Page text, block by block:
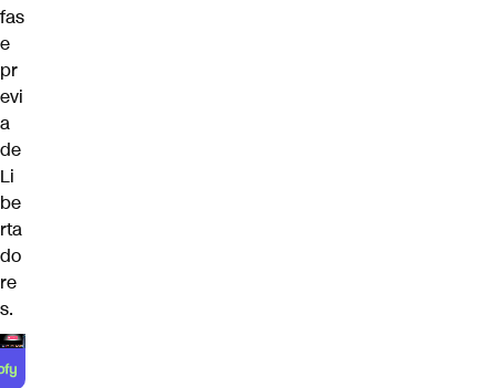
fas
e
pr
evi
a
de
Li
be
rta
do
re
s.